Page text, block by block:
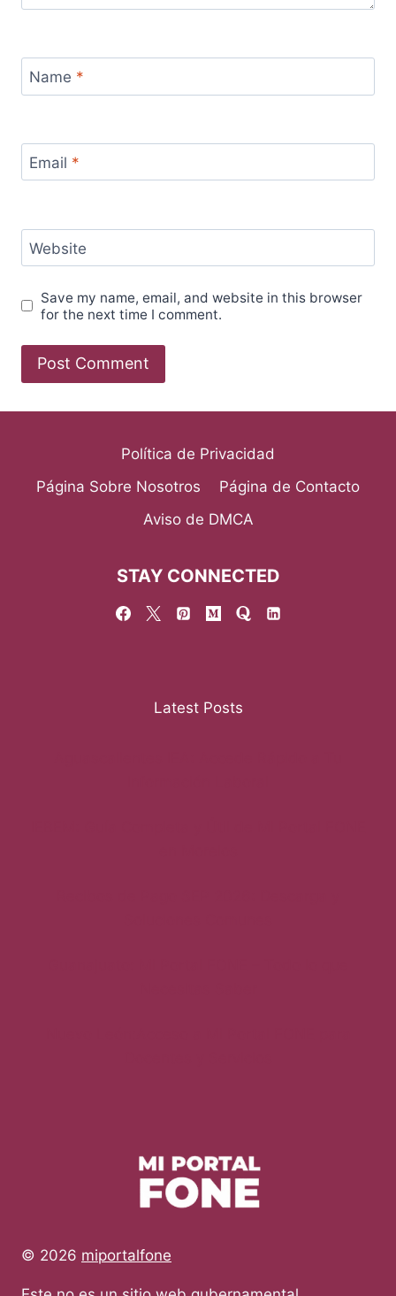
Name *
Email *
Website
Save my name, email, and website in this browser
for the next time I comment.
Política de Privacidad
Página Sobre Nosotros
Página de Contacto
Aviso de DMCA
STAY CONNECTED
Latest Posts
© 2026 miportalfone